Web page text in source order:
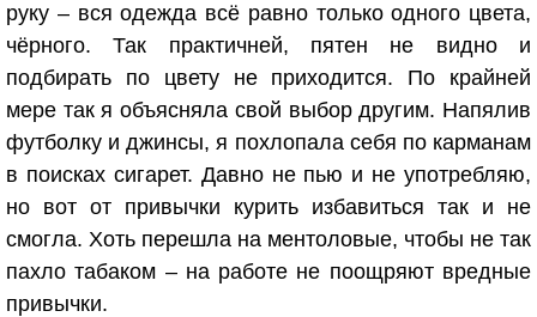
руку – вся одежда всё равно только одного цвета,
чёрного. Так практичней, пятен не видно и
подбирать по цвету не приходится. По крайней
мере так я объясняла свой выбор другим. Напялив
футболку и джинсы, я похлопала себя по карманам
в поисках сигарет. Давно не пью и не употребляю,
но вот от привычки курить избавиться так и не
смогла. Хоть перешла на ментоловые, чтобы не так
пахло табаком – на работе не поощряют вредные
привычки.